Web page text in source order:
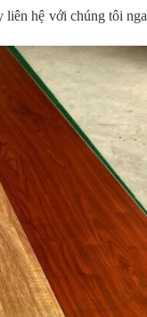
liên hệ với chúng tôi